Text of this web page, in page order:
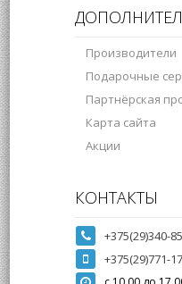
Производители
Подарочные
Партнёрская
Карта сайта
Акции
КОНТАКТЫ
+375(29)340-
+375(29)771-